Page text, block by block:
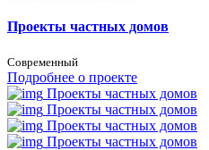
Проекты частных домов
Современный
Подробнее о проекте
Проекты частных домов
Проекты частных домов
Проекты частных домов
Проекты частных домов